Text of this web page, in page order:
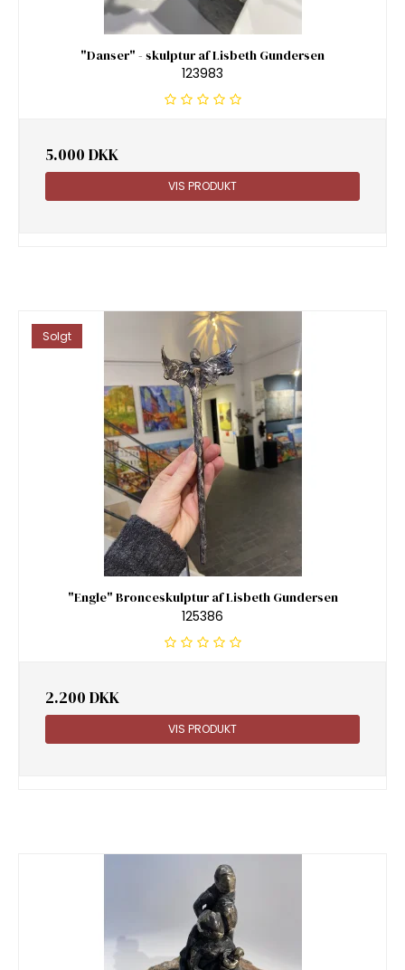
"Danser" - skulptur af Lisbeth Gundersen
123983
5.000 DKK
VIS PRODUKT
Solgt
"Engle" Bronceskulptur af Lisbeth Gundersen
125386
2.200 DKK
VIS PRODUKT